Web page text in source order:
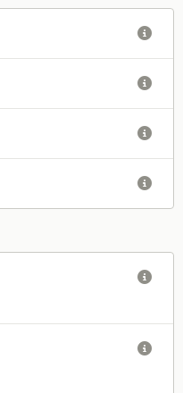





